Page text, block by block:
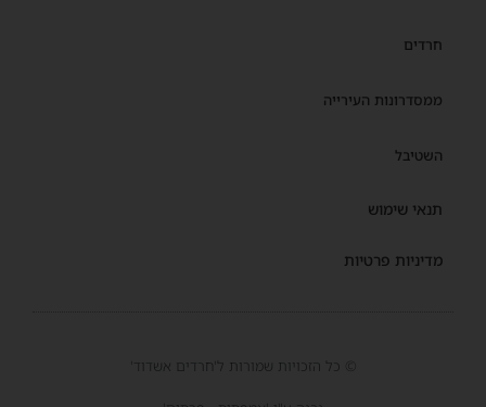
חרדים
ממסדרונות העירייה
השטיבל
תנאי שימוש
מדיניות פרטיות
© כל הזכויות שמורות ל'חרדים אשדוד'